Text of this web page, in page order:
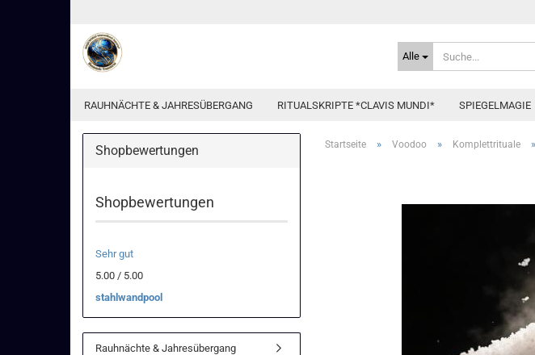
Alle
RAUHNÄCHTE & JAHRESÜBERGANG RITUALSKRIPTE *CLAVIS MUNDI* SPIEGELMAGIE
Startseite » Voodoo » Komplettrituale »
Shopbewertungen
Shopbewertungen
Sehr gut
5.00 / 5.00
stahlwandpool
Rauhnächte & Jahresübergang